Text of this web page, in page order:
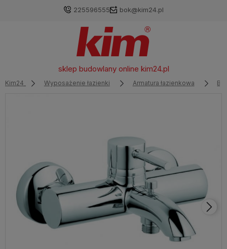
225596555 bok@kim24.pl
sklep budowlany online kim24.pl
Kim24 Wyposażenie łazienki Armatura łazienkowa